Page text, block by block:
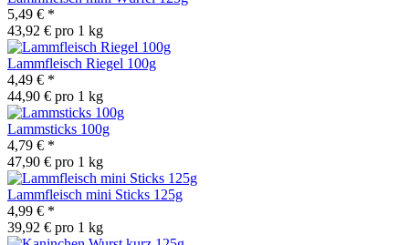
5,49 € *
43,92 € pro 1 kg
Lammfleisch Riegel 100g
4,49 € *
44,90 € pro 1 kg
Lammsticks 100g
4,79 € *
47,90 € pro 1 kg
Lammfleisch mini Sticks 125g
4,99 € *
39,92 € pro 1 kg